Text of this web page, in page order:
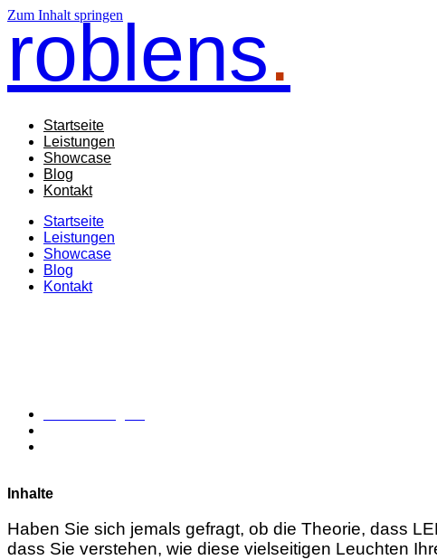
Zum Inhalt springen
roblens.
Startseite
Leistungen
Showcase
Blog
Kontakt
Startseite
Leistungen
Showcase
Blog
Kontakt
Inhalte
Haben Sie sich jemals gefragt, ob die Theorie, dass
dass Sie verstehen, wie diese vielseitigen Leuchten